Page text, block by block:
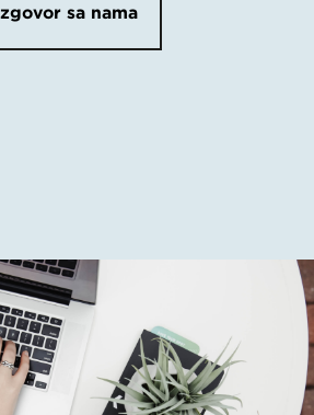
sa nama